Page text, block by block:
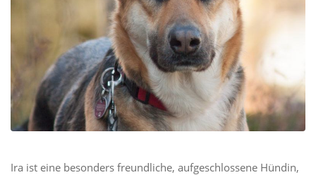
Ira ist eine besonders freundliche, aufgeschlossene Hündin,